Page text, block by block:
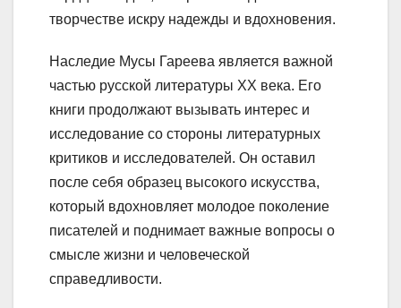
творчестве искру надежды и вдохновения.
Наследие Мусы Гареева является важной
частью русской литературы XX века. Его
книги продолжают вызывать интерес и
исследование со стороны литературных
критиков и исследователей. Он оставил
после себя образец высокого искусства,
который вдохновляет молодое поколение
писателей и поднимает важные вопросы о
смысле жизни и человеческой
справедливости.